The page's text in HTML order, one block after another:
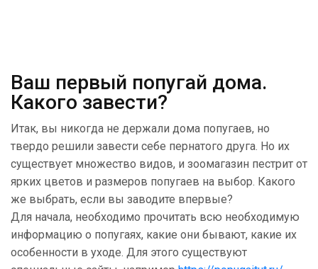
Ваш первый попугай дома.
Какого завести?
Итак, вы никогда не держали дома попугаев, но
твердо решили завести себе пернатого друга. Но их
существует множество видов, и зоомагазин пестрит от
ярких цветов и размеров попугаев на выбор. Какого
же выбрать, если вы заводите впервые?
Для начала, необходимо прочитать всю необходимую
информацию о попугаях, какие они бывают, какие их
особенности в уходе. Для этого существуют